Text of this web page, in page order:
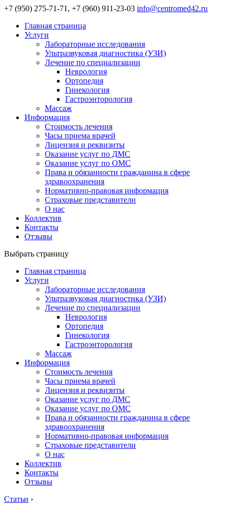
+7 (950) 275-71-71, +7 (960) 911-23-03 info@centromed42.ru
Главная страница
Услуги
Лабораторные исследования
Ультразвуковая диагностика (УЗИ)
Лечение по специализации
Неврология
Ортопедия
Гинекология
Гастроэнторология
Массаж
Информация
Стоимость лечения
Часы приема врачей
Лицензия и реквизиты
Оказание услуг по ДМС
Оказание услуг по ОМС
Права и обязанности гражданина в сфере
здравоохранения
Нормативно-правовая информация
Страховые представители
О нас
Коллектив
Контакты
Отзывы
Выбрать страницу
Главная страница
Услуги
Лабораторные исследования
Ультразвуковая диагностика (УЗИ)
Лечение по специализации
Неврология
Ортопедия
Гинекология
Гастроэнторология
Массаж
Информация
Стоимость лечения
Часы приема врачей
Лицензия и реквизиты
Оказание услуг по ДМС
Оказание услуг по ОМС
Права и обязанности гражданина в сфере
здравоохранения
Нормативно-правовая информация
Страховые представители
О нас
Коллектив
Контакты
Отзывы
Статьи ›